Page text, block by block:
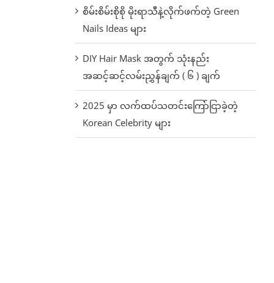
စိမ်းစိမ်းစိုစို မိုးရာသီနဲ့လိုက်ဖက်တဲ့ Green
Nails Ideas များ
DIY Hair Mask အတွက် သုံးနည်း
အဆင့်ဆင့်လမ်းညွှန်ချက် ( ၆ ) ချက်
2025 မှာ လက်ထပ်သတင်းကြော်ငြာခဲ့တဲ့
Korean Celebrity များ